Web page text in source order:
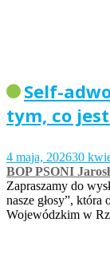
Self-
tym, co
4 maja, 202630
BOP PSONI
Zapraszamy do
nasze głosy”, która
Wojewódzkim w